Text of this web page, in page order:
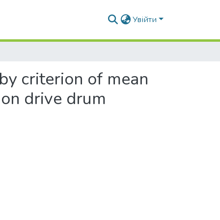
Увійти
criterion of mean
drive drum